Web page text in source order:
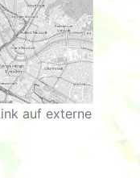
auf externe